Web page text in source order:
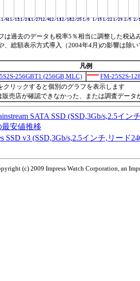
は過去のデータも税率5％相当に調整した税込
、総額表示方式導入（2004年4月)の影響は除い
凡例
256GBT1 (256GB,MLC)
FM-25S2S-
クリックすると個別のグラフを表示します
売店が確認できなかった、または調査データ
SATA SSD (SSD,3Gb/s,2.5イ
最安値推移
SSD v3 (SSD,3Gb/s,2.5インチ,リード
(c) 2009 Impress Watch Corporation, an